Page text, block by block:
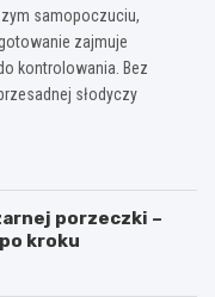
samopoczuciu,
zajmuje
kontrolowania. Bez
słodyczy
porzeczki –
kroku